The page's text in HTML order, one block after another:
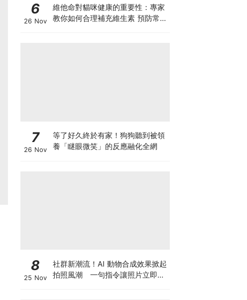
6
26 Nov
維他命對貓咪健康的重要性：專家
教你如何合理補充維生素 預防常見
7
26 Nov
等了好久終於有家！狗狗聽到被領
養「瞇眼微笑」的反應融化全網
8
25 Nov
社群新潮流！AI 動物合成效果掀起
拍照風潮 一句指令讓照片立即升